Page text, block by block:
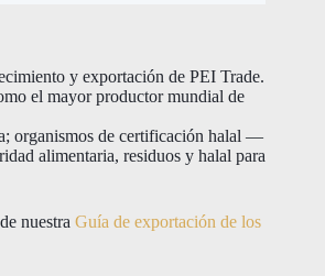
y exportación de PEI Trade.
el mayor productor mundial de
organismos de certificación halal —
alimentaria, residuos y halal para
nuestra Guía de exportación de los